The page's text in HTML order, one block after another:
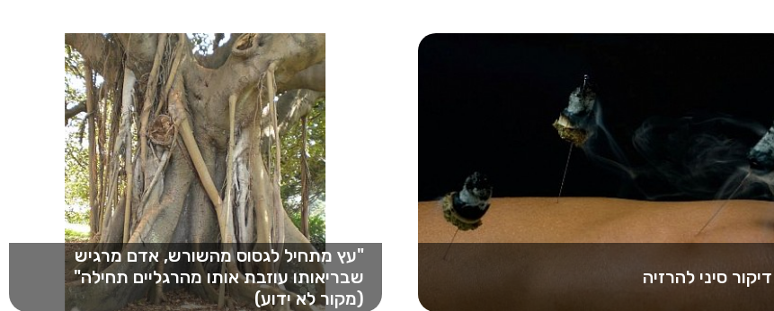
דיקור סיני להרזיה
"עץ מתחיל לגסוס מהשורש, אדם מרגיש
שבריאותו עוזבת אותו מהרגליים תחילה"
(מקור לא ידוע)